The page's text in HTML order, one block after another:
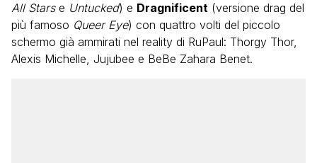
All Starse Untucked) e Dragnificent (versione drag del
più famoso Queer Eye) con quattro volti del piccolo
schermo già ammirati nel reality di RuPaul: Thorgy Thor,
Alexis Michelle, Jujubee e BeBe Zahara Benet.